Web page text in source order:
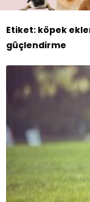
Etiket: köpek
güçlendirme